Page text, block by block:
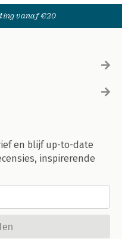
vanaf €20
en blijf up-to-date
inspirerende